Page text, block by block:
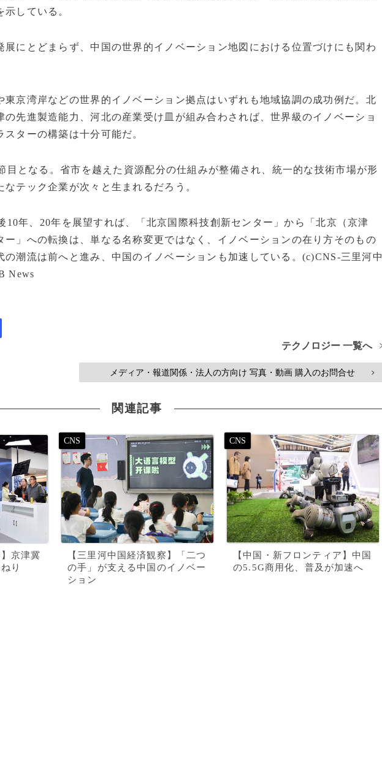
している。
展にとどまらず、中国の世界的イノベーション地図における位置づけにも関わ
東京湾岸などの世界的イノベーション拠点はいずれも地域協調の成功例だ。北
の先進製造能力、河北の産業受け皿が組み合わされば、世界級のイノベーショ
ターの構築は十分可能だ。
目となる。省市を越えた資源配分の仕組みが整備され、統一的な技術市場が形
なテック企業が次々と生まれるだろう。
10年、20年を展望すれば、「北京国際科技創新センター」から「北京（京津
ー」への転換は、単なる名称変更ではなく、イノベーションの在り方そのもの
の潮流は前へと進み、中国のイノベーションも加速している。(c)CNS-三里河
News
テクノロジー 一覧へ
メディア・報道関係・法人の方向け 写真・動画 購入のお問合せ >
関連記事
京津冀
り
【三里河中国経済観察】「二つ
の手」が支える中国のイノベー
ション
【中国・新フロンティア】中国
の5.5G商用化、普及が加速へ